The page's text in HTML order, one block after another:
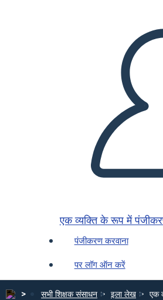
एक व्यक्ति के रूप में
पंजीकरण करवाना
पर लॉग ऑन करें
सभी शिक्षक संसाधन इला लेख एक